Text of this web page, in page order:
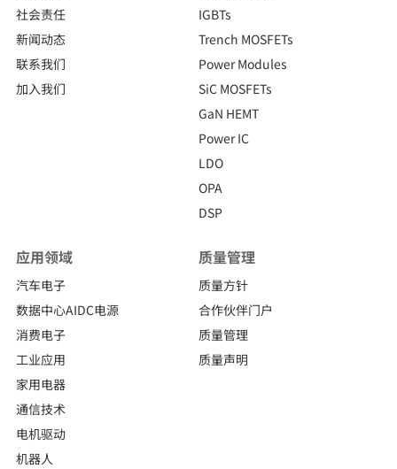
社会责任
新闻动态
联系我们
加入我们
IGBTs
Trench MOSFETs
Power Modules
SiC MOSFETs
GaN HEMT
Power IC
LDO
OPA
DSP
应用领域
汽车电子
数据中心AIDC电源
消费电子
工业应用
家用电器
通信技术
电机驱动
机器人
质量管理
质量方针
合作伙伴门户
质量管理
质量声明